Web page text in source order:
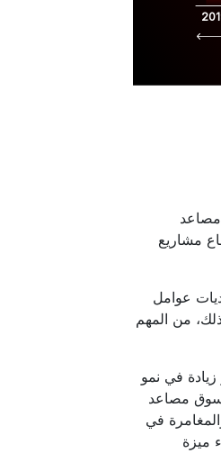
مصاعد
مشاريع
عوامل
من المهم
في نمو
سوق مصاعد
في
ميزة